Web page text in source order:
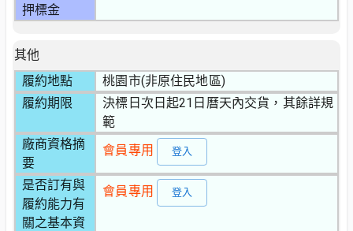
押標金
其他
履約地點
桃園市(非原住民地區)
履約期限
決標日次日起21日曆天內交貨，其餘詳規
範
廠商資格摘
要
會員專用 登入
是否訂有與
履約能力有
關之基本資
會員專用 登入